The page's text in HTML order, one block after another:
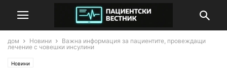
дом Новини
Важна информация за пациентите, провеждащи
лечение с човешки инсулини
Новини